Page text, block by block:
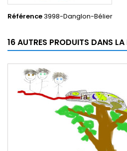
Référence3998-Danglon-Bélier
16 AUTRES PRODUITS DANS